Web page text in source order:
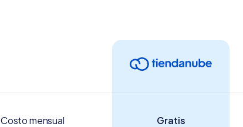
Costo mensual Gratis